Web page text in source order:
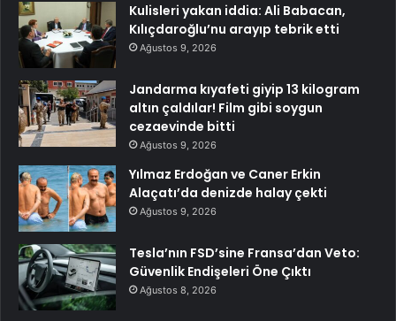
Kulisleri yakan iddia: Ali Babacan,
Kılıçdaroğlu’nu arayıp tebrik etti
Ağustos 9, 2026
Jandarma kıyafeti giyip 13 kilogram
altın çaldılar! Film gibi soygun
cezaevinde bitti
Ağustos 9, 2026
Yılmaz Erdoğan ve Caner Erkin
Alaçatı’da denizde halay çekti
Ağustos 9, 2026
Tesla’nın FSD’sine Fransa’dan Veto:
Güvenlik Endişeleri Öne Çıktı
Ağustos 8, 2026